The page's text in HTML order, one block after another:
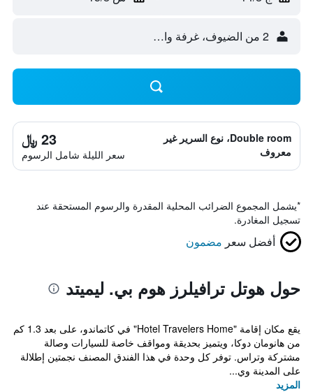
2 من الضيوف، غرفة واحدة
Double room، نوع السرير غير
معروف
23 ﷼
سعر الليلة شامل الرسوم
*يشمل المجموع الضرائب المحلية المقدرة والرسوم المستحقة عند
تسجيل المغادرة.
أفضل سعر مضمون
حول هوتل ترافيلرز هوم بي. ليميتد
يقع مكان إقامة "Hotel Travelers Home" في كاتماندو، على بعد 1.3 كم
من هانومان دوكا، ويتميز بحديقة ومواقف خاصة للسيارات وصالة
مشتركة وتراس. توفر كل وحدة في هذا الفندق المصنف نجمتين إطلالة
على المدينة وي...
المزيد